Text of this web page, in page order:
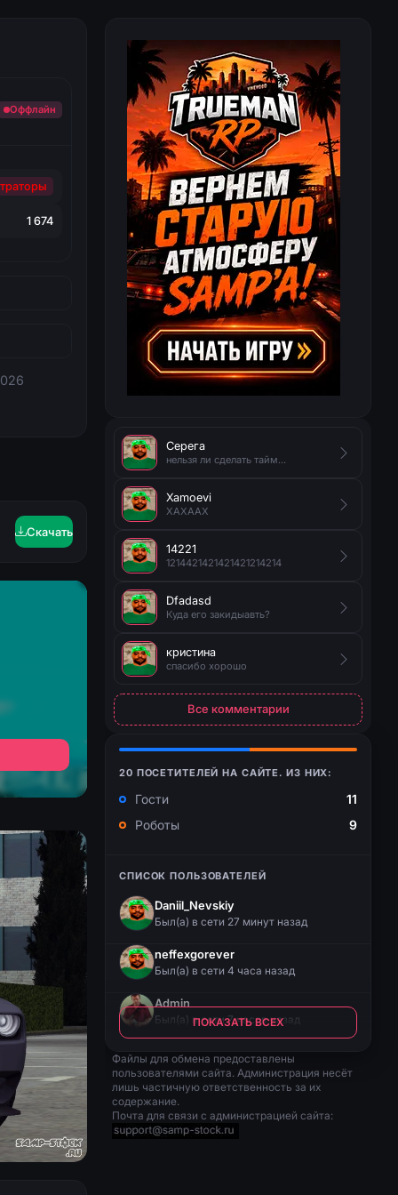
Оффлайн
1 674
Скачать
Серега
Xamoevi
XAXAAX
14221
1214421421421421214214
Dfadasd
Куда его закидыавть?
кристина
спасибо хорошо
Все комментарии
20 ПОСЕТИТЕЛЕЙ НА САЙТЕ. ИЗ НИХ:
Гости
11
Роботы
9
СПИСОК ПОЛЬЗОВАТЕЛЕЙ
Daniil_Nevskiy
Был(a) в сети 27 минут назад
neffexgorever
Был(a) в сети 4 часа назад
Admin
Был(a) в сети 7 часов назад
ПОКАЗАТЬ ВСЕХ
Файлы для обмена предоставлены
пользователями сайта. Администрация несёт
лишь частичную ответственность за их
содержание.
Почта для связи с администрацией сайта: